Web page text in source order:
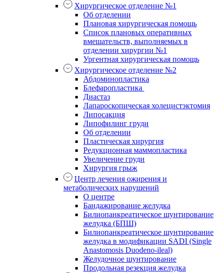
Хирургическое отделение №1
Об отделении
Плановая хирургическая помощь
Список плановых оперативных
вмешательств, выполняемых в
отделении хирургии №1
Ургентная хирургическая помощь
Хирургическое отделение №2
Абдоминопластика
Блефаропластика
Диастаз
Лапароскопическая холецистэктомия
Липосакция
Липофилинг груди
Об отделении
Пластическая хирургия
Редукционная маммопластика
Увеличение груди
Хирургия грыж
Центр лечения ожирения и
метаболических нарушений
О центре
Бандажирование желудка
Билиопанкреатическое шунтирование
желудка (БПШ)
Билиопанкреатическое шунтирование
желудка в модификации SADI (Single
Anastomosis Duodeno-ileal)
Желудочное шунтирование
Продольная резекция желудка